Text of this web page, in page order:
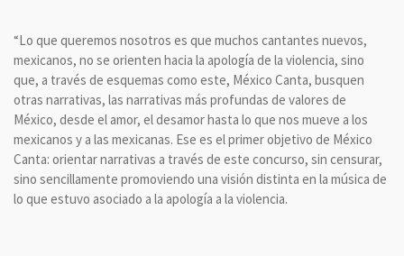
“Lo que queremos nosotros es que muchos cantantes nuevos,
mexicanos, no se orienten hacia la apología de la violencia, sino
que, a través de esquemas como este, México Canta, busquen
otras narrativas, las narrativas más profundas de valores de
México, desde el amor, el desamor hasta lo que nos mueve a los
mexicanos y a las mexicanas. Ese es el primer objetivo de México
Canta: orientar narrativas a través de este concurso, sin censurar,
sino sencillamente promoviendo una visión distinta en la música de
lo que estuvo asociado a la apología a la violencia.